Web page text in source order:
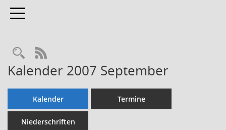
Toggle navigation
Rechercheauswahl
RSS-Feed
Kalender 2007 September
Kalender Termine
Niederschriften